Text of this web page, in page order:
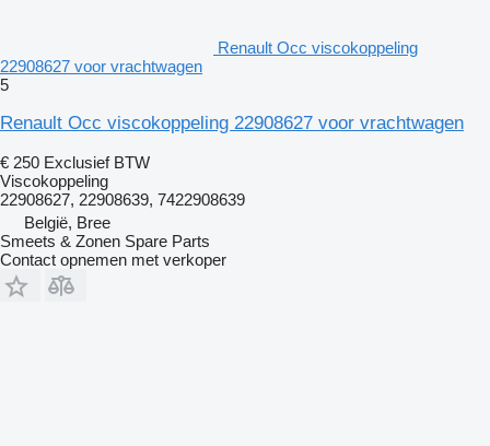
Renault Occ viscokoppeling
22908627 voor vrachtwagen
5
Renault Occ viscokoppeling 22908627 voor vrachtwagen
€ 250 Exclusief BTW
Viscokoppeling
22908627, 22908639, 7422908639
België, Bree
Smeets & Zonen Spare Parts
Contact opnemen met verkoper